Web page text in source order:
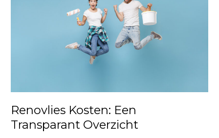
Renovlies Kosten: Een
Transparant Overzicht